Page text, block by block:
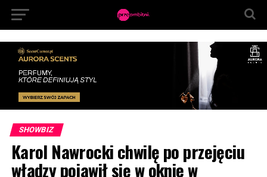
SHOWBIZ
Karol Nawrocki chwilę po przejęciu
władzy pojawił się w oknie w